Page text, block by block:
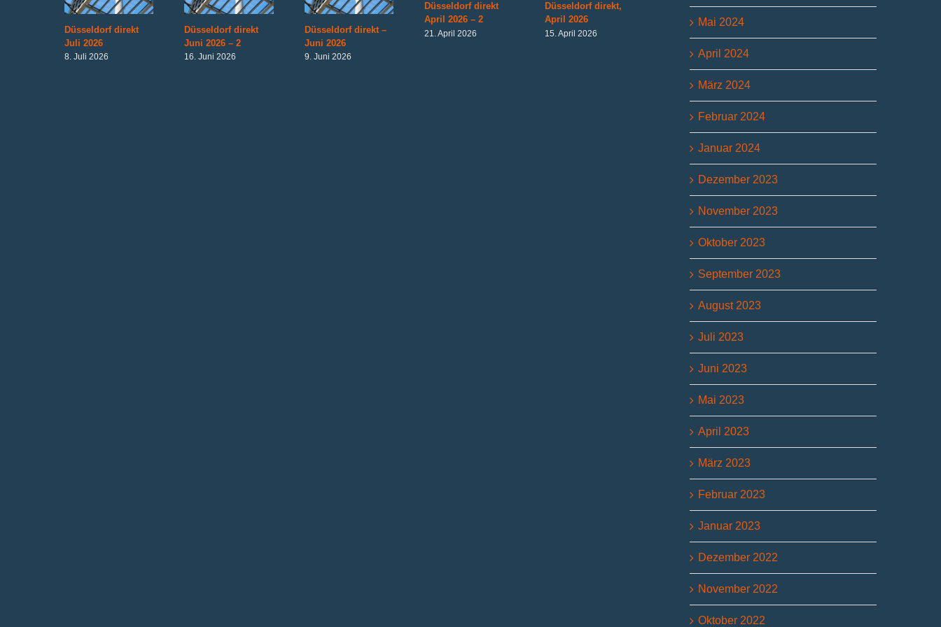
Düsseldorf direkt
Juli 2026
8. Juli 2026
Düsseldorf direkt
Juni 2026 – 2
16. Juni 2026
Düsseldorf direkt –
Juni 2026
9. Juni 2026
Düsseldorf direkt
April 2026 – 2
21. April 2026
Düsseldorf direkt,
April 2026
15. April 2026
Düsseldorf direkt
8. Juli 2026
Mai 2024
April 2024
März 2024
Februar 2024
Januar 2024
Dezember 2023
November 2023
Oktober 2023
September 2023
August 2023
Juli 2023
Juni 2023
Mai 2023
April 2023
März 2023
Februar 2023
Januar 2023
Dezember 2022
November 2022
Oktober 2022